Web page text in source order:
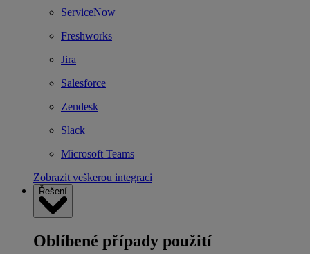
ServiceNow
Freshworks
Jira
Salesforce
Zendesk
Slack
Microsoft Teams
Zobrazit veškerou integraci
Řešení
Oblíbené případy použití